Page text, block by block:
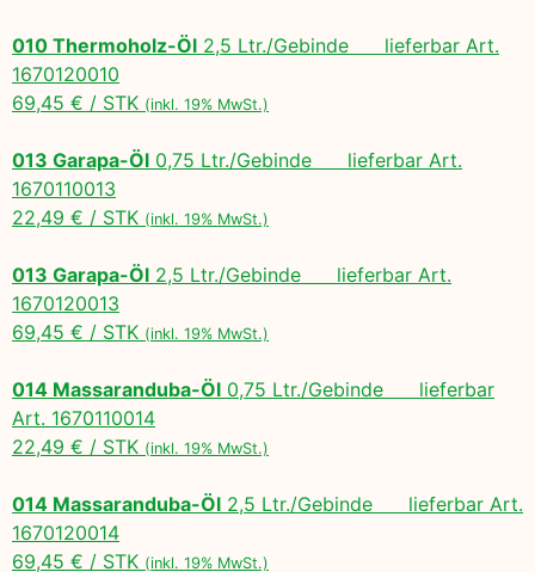
010 Thermoholz-Öl 2,5 Ltr./Gebinde lieferbar Art.
1670120010
69,45 € / STK (inkl. 19% MwSt.)
013 Garapa-Öl 0,75 Ltr./Gebinde lieferbar Art.
1670110013
22,49 € / STK (inkl. 19% MwSt.)
013 Garapa-Öl 2,5 Ltr./Gebinde lieferbar Art.
1670120013
69,45 € / STK (inkl. 19% MwSt.)
014 Massaranduba-Öl 0,75 Ltr./Gebinde lieferbar
Art. 1670110014
22,49 € / STK (inkl. 19% MwSt.)
014 Massaranduba-Öl 2,5 Ltr./Gebinde lieferbar Art.
1670120014
69,45 € / STK (inkl. 19% MwSt.)